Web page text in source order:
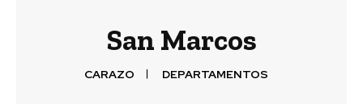
San Marcos
CARAZO DEPARTAMENTOS